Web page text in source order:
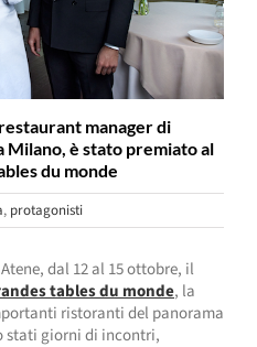
manager di
Milano, è stato premiato al
du monde
, protagonisti
dal 12 al 15 ottobre, il
tables du monde, la
ristoranti del panorama
stati giorni di incontri,